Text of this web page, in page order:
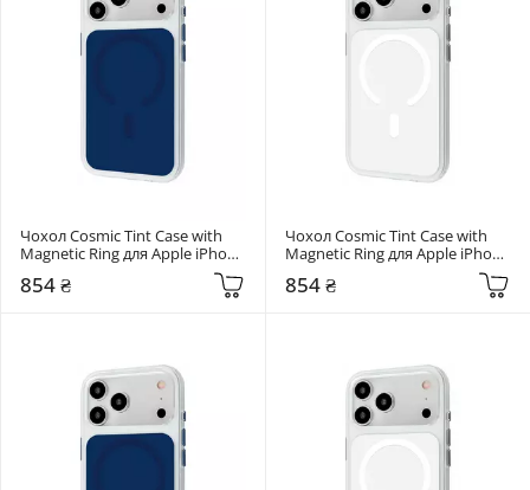
Чохол Cosmic Tint Case with
Magnetic Ring для Apple iPhone
(PCTCIP17PM62)
854 ₴
Чохол Cosmic Tint Case with
Magnetic Ring для Apple iPhone
(PCTCIP17PM14)
854 ₴